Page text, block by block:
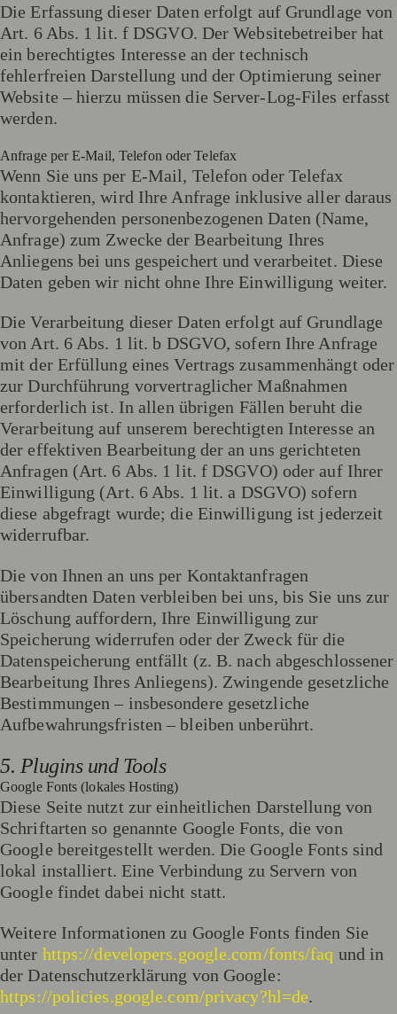
Die Erfassung dieser Daten erfolgt auf Grundlage von
Art. 6 Abs. 1 lit. f DSGVO. Der Websitebetreiber hat
ein berechtigtes Interesse an der technisch
fehlerfreien Darstellung und der Optimierung seiner
Website – hierzu müssen die Server-Log-Files erfasst
werden.
Anfrage per E-Mail, Telefon oder Telefax
Wenn Sie uns per E-Mail, Telefon oder Telefax
kontaktieren, wird Ihre Anfrage inklusive aller daraus
hervorgehenden personenbezogenen Daten (Name,
Anfrage) zum Zwecke der Bearbeitung Ihres
Anliegens bei uns gespeichert und verarbeitet. Diese
Daten geben wir nicht ohne Ihre Einwilligung weiter.
Die Verarbeitung dieser Daten erfolgt auf Grundlage
von Art. 6 Abs. 1 lit. b DSGVO, sofern Ihre Anfrage
mit der Erfüllung eines Vertrags zusammenhängt oder
zur Durchführung vorvertraglicher Maßnahmen
erforderlich ist. In allen übrigen Fällen beruht die
Verarbeitung auf unserem berechtigten Interesse an
der effektiven Bearbeitung der an uns gerichteten
Anfragen (Art. 6 Abs. 1 lit. f DSGVO) oder auf Ihrer
Einwilligung (Art. 6 Abs. 1 lit. a DSGVO) sofern
diese abgefragt wurde; die Einwilligung ist jederzeit
widerrufbar.
Die von Ihnen an uns per Kontaktanfragen
übersandten Daten verbleiben bei uns, bis Sie uns zur
Löschung auffordern, Ihre Einwilligung zur
Speicherung widerrufen oder der Zweck für die
Datenspeicherung entfällt (z. B. nach abgeschlossener
Bearbeitung Ihres Anliegens). Zwingende gesetzliche
Bestimmungen – insbesondere gesetzliche
Aufbewahrungsfristen – bleiben unberührt.
5. Plugins und Tools
Google Fonts (lokales Hosting)
Diese Seite nutzt zur einheitlichen Darstellung von
Schriftarten so genannte Google Fonts, die von
Google bereitgestellt werden. Die Google Fonts sind
lokal installiert. Eine Verbindung zu Servern von
Google findet dabei nicht statt.
Weitere Informationen zu Google Fonts finden Sie
unter https://developers.google.com/fonts/faq und in
der Datenschutzerklärung von Google:
https://policies.google.com/privacy?hl=de.